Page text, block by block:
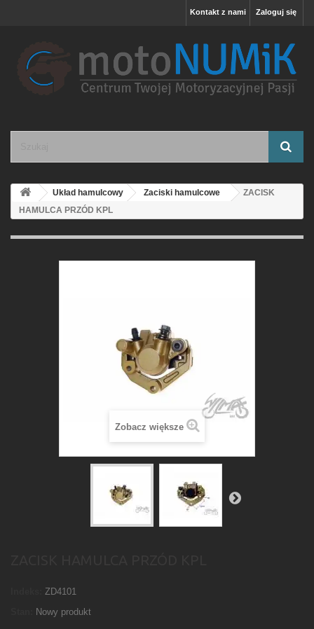
Zaloguj się
Kontakt z nami
Układ hamulcowy Zaciski hamulcowe
ZACISK
HAMULCA PRZÓD KPL
Zobacz większe
ZD4101
Nowy produkt